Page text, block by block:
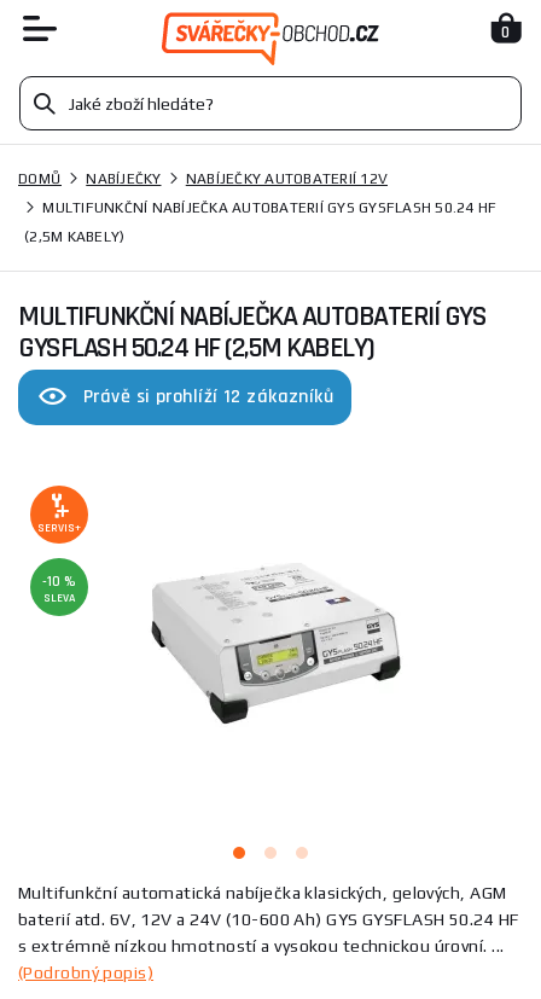
0
DOMŮ NABÍJEČKY
NABÍJEČKY AUTOBATERIÍ 12V
MULTIFUNKČNÍ NABÍJEČKA AUTOBATERIÍ GYS GYSFLASH 50.24 HF
(2,5M KABELY)
MULTIFUNKČNÍ NABÍJEČKA AUTOBATERIÍ GYS
GYSFLASH 50.24 HF (2,5M KABELY)
Právě si prohlíží 12 zákazníků
SERVIS+
-10 %
SLEVA
Multifunkční automatická nabíječka klasických, gelových, AGM
baterií atd. 6V, 12V a 24V (10-600 Ah) GYS GYSFLASH 50.24 HF
s extrémně nízkou hmotností a vysokou technickou úrovní. ...
(Podrobný popis)